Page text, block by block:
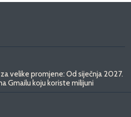
velike promjene: Od siječnja 2027.
Gmailu koju koriste milijuni